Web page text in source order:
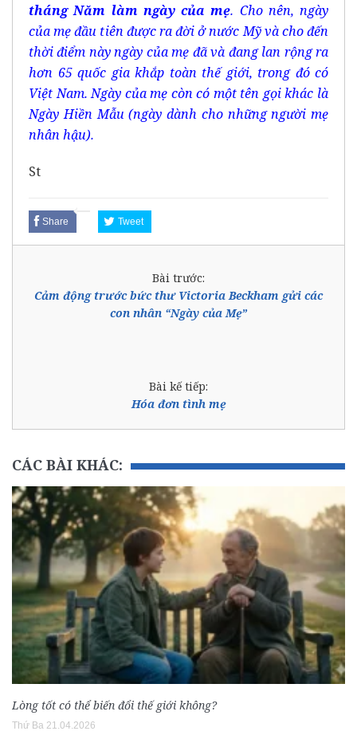
tháng Năm làm ngày của mẹ. Cho nên, ngày
của mẹ đầu tiên được ra đời ở nước Mỹ và cho đến
thời điểm này ngày của mẹ đã và đang lan rộng ra
hơn 65 quốc gia khắp toàn thế giới, trong đó có
Việt Nam. Ngày của mẹ còn có một tên gọi khác là
Ngày Hiền Mẫu (ngày dành cho những người mẹ
nhân hậu).
St
Share Tweet
Bài trước:
Cảm động trước bức thư Victoria Beckham gửi các
con nhân “Ngày của Mẹ”
Bài kế tiếp:
Hóa đơn tình mẹ
CÁC BÀI KHÁC:
Lòng tốt có thể biến đổi thế giới không?
Thứ Ba 21.04.2026